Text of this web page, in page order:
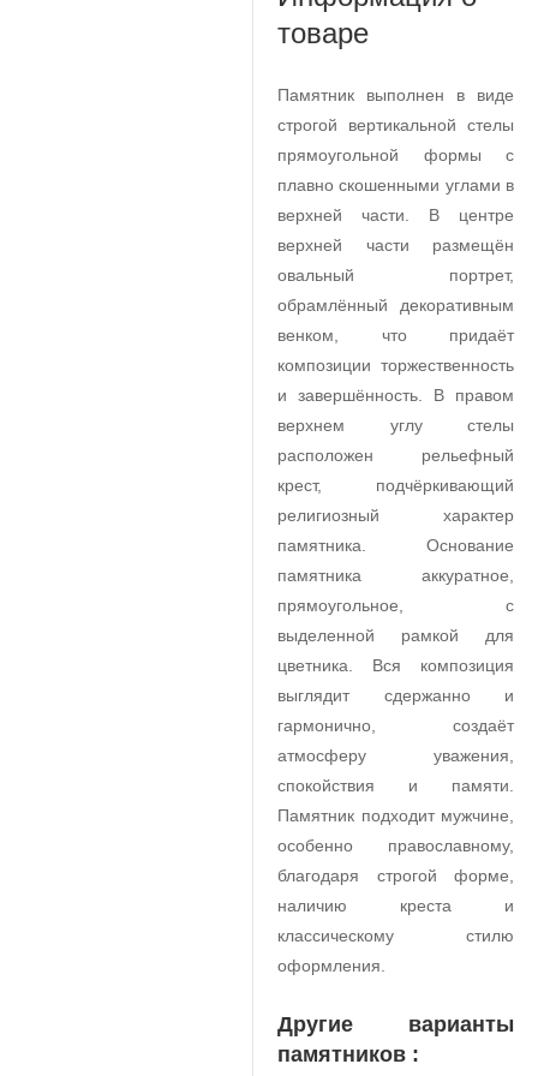
товаре
Памятник выполнен в виде
строгой вертикальной стелы
прямоугольной формы с
плавно скошенными углами в
верхней части. В центре
верхней части размещён
овальный портрет,
обрамлённый декоративным
венком, что придаёт
композиции торжественность
и завершённость. В правом
верхнем углу стелы
расположен рельефный
крест, подчёркивающий
религиозный характер
памятника. Основание
памятника аккуратное,
прямоугольное, с
выделенной рамкой для
цветника. Вся композиция
выглядит сдержанно и
гармонично, создаёт
атмосферу уважения,
спокойствия и памяти.
Памятник подходит мужчине,
особенно православному,
благодаря строгой форме,
наличию креста и
классическому стилю
оформления.
Другие варианты
памятников :